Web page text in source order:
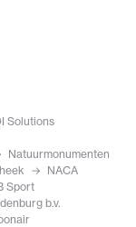
Solutions
Natuurmonumenten
NACA
Sport
b.v.